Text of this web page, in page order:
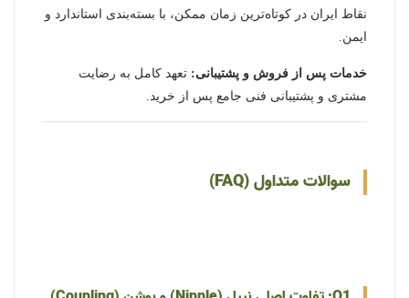
نقاط ایران در کوتاه‌ترین زمان ممکن، با بسته‌بندی استاندارد و
ایمن.
خدمات پس از فروش و پشتیبانی: تعهد کامل به رضایت
مشتری و پشتیبانی فنی جامع پس از خرید.
سوالات متداول (FAQ)